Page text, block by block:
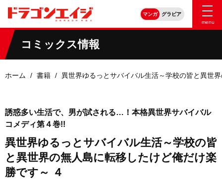
マンガ
グラビア
menu
コミックス情報
ホーム 書籍 異世界ゆるっとサバイバル生活～学校の皆と異世
誘惑多い生活で、男が試される…！本格異世界サバイバル
コメディ第４巻!!
異世界ゆるっとサバイバル生活～学校の皆
と異世界の無人島に転移したけど俺だけ楽
勝です～ ４